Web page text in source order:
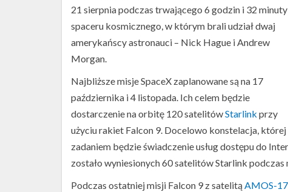
Pierwszy
stopień
Falcona
9
podczas
lądowania
na
Landing
Zone
(Źródło:
21 sierpnia podczas trwającego 6 godzin i 32 minuty
spaceru kosmicznego, w którym brali udział dwaj
amerykańscy astronauci – Nick Hague i Andrew
Morgan.
Najbliższe misje SpaceX zaplanowane są na 17
października i 4 listopada. Ich celem będzie
dostarczenie na orbitę 120 satelitówStarlink przy
użyciu rakiet Falcon 9. Docelowo konstelacja, której
zadaniem będzie świadczenie usług dostępu do
zostało wyniesionych 60 satelitów Starlink
Podczas ostatniej misji Falcon 9 z satelitąAMOS-17